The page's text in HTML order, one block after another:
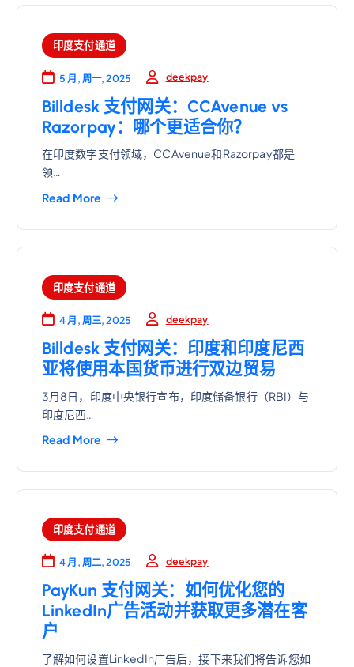
印度支付通道
5 月, 周一, 2025 deekpay
Billdesk 支付网关：CCAvenue vs
Razorpay：哪个更适合你？
在印度数字支付领域，CCAvenue和Razorpay都是
领…
Read More
印度支付通道
4 月, 周三, 2025 deekpay
Billdesk 支付网关：印度和印度尼西
亚将使用本国货币进行双边贸易
3月8日，印度中央银行宣布，印度储备银行（RBI）与
印度尼西…
Read More
印度支付通道
4 月, 周二, 2025 deekpay
PayKun 支付网关：如何优化您的
LinkedIn广告活动并获取更多潜在客
户
了解如何设置LinkedIn广告后，接下来我们将告诉您如